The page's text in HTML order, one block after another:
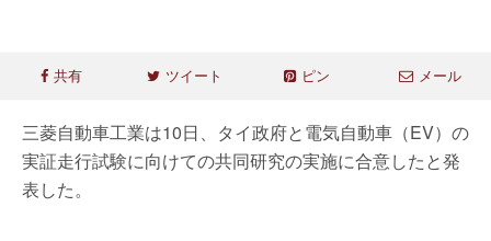
共有 ツイート ピン メール
三菱自動車工業は10日、タイ政府と電気自動車（EV）の
実証走行試験に向けての共同研究の実施に合意したと発
表した。